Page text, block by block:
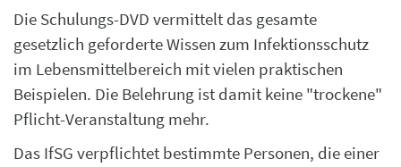
Die Schulungs-DVD vermittelt das gesamte
gesetzlich geforderte Wissen zum Infektionsschutz
im Lebensmittelbereich mit vielen praktischen
Beispielen. Die Belehrung ist damit keine "trockene"
Pflicht-Veranstaltung mehr.
Das IfSG verpflichtet bestimmte Personen, die einer